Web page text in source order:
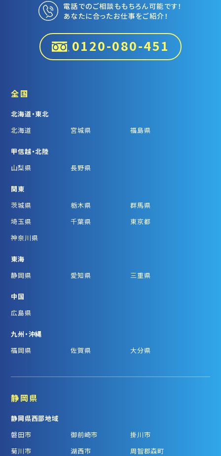
電話でのご相談ももちろん可能です！
あなたに合ったお仕事をご紹介！
0120-080-451
全国
北海道・東北
北海道
宮城県 福島県
甲信越・北陸
山梨県
長野県
関東
茨城県
栃木県
群馬県
埼玉県
千葉県
東京都
神奈川県
東海
静岡県
愛知県 三重県
中国
広島県
九州・沖縄
福岡県
佐賀県 大分県
静岡県
静岡県西部地域
磐田市
御前崎市
掛川市
菊川市
湖西市
周智郡森町